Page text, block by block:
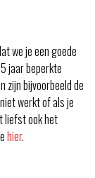
we je een goede
jaar beperkte
zijn bijvoorbeeld de
werkt of als je
liefst ook het
hier.